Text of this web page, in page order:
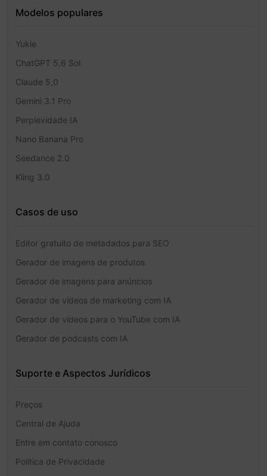
Modelos populares
Yukie
ChatGPT 5,6 Sol
Claude 5,0
Gemini 3.1 Pro
Perplexidade IA
Nano Banana Pro
Seedance 2.0
Kling 3.0
Casos de uso
Editor gratuito de metadados para SEO
Gerador de imagens de produtos
Gerador de imagens para anúncios
Gerador de vídeos de marketing com IA
Gerador de vídeos para o YouTube com IA
Gerador de podcasts com IA
Suporte e Aspectos Jurídicos
Preços
Central de Ajuda
Entre em contato conosco
Política de Privacidade